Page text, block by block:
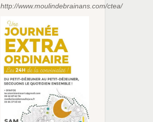
http://www.moulindebrainans.com/ctea/